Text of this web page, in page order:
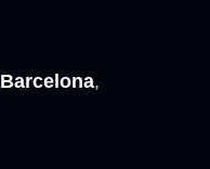
Barcelona,